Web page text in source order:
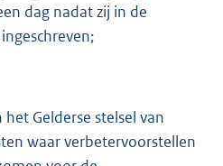
dag nadat zij in de
het Gelderse stelsel van
waar verbetervoorstellen